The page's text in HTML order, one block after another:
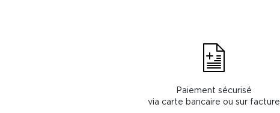
Paiement sécurisé
via carte bancaire ou sur facture